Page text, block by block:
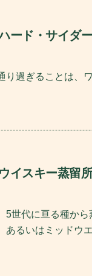
ード・サイダー
り過ぎることは、
イスキー蒸留所
5世代に亘る種か
あるいはミッドウ